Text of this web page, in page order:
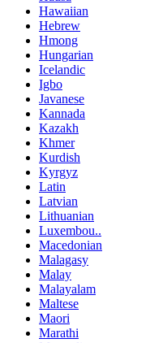
Hawaiian
Hebrew
Hmong
Hungarian
Icelandic
Igbo
Javanese
Kannada
Kazakh
Khmer
Kurdish
Kyrgyz
Latin
Latvian
Lithuanian
Luxembou..
Macedonian
Malagasy
Malay
Malayalam
Maltese
Maori
Marathi